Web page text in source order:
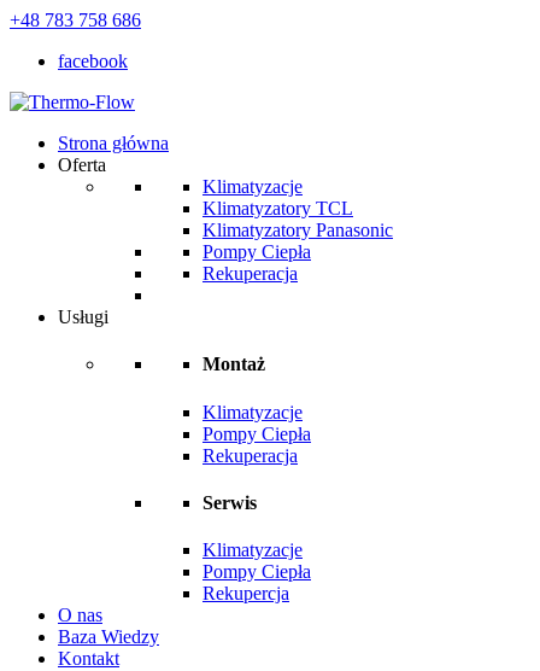
+48 783 758 686
facebook
Strona główna
Oferta
Klimatyzacje
Klimatyzatory TCL
Klimatyzatory Panasonic
Pompy Ciepła
Rekuperacja
Usługi
Montaż
Klimatyzacje
Pompy Ciepła
Rekuperacja
Serwis
Klimatyzacje
Pompy Ciepła
Rekupercja
O nas
Baza Wiedzy
Kontakt